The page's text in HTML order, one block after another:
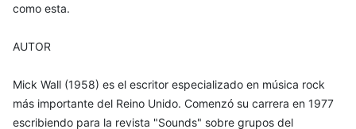
como esta.
AUTOR
Mick Wall (1958) es el escritor especializado en música rock
más importante del Reino Unido. Comenzó su carrera en 1977
escribiendo para la revista "Sounds" sobre grupos del